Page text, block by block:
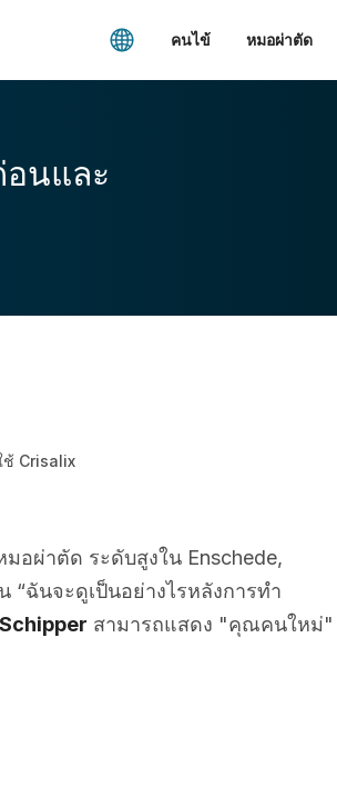
คนไข้ หมอผ่าตัด
นและ
ช้ Crisalix
มอผ่าตัด ระดับสูงใน Enschede,
“ฉันจะดูเป็นอย่างไรหลังการทำ
สามารถแสดง "คุณคนใหม่"